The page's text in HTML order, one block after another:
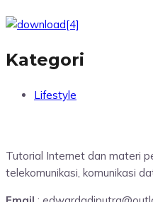
Kategori
Lifestyle
Tutorial Internet dan materi
telekomunikasi, komunikasi